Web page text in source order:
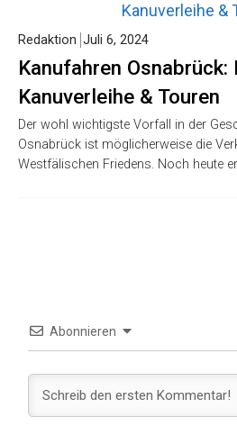
Kanufahren
Kanuverleihe & Touren
Redaktion Juli 6, 2024
Der wohl wichtigste Vorfall in der
Osnabrück ist möglicherweise die
Westfälischen Friedens. Noch heute
Abonnieren